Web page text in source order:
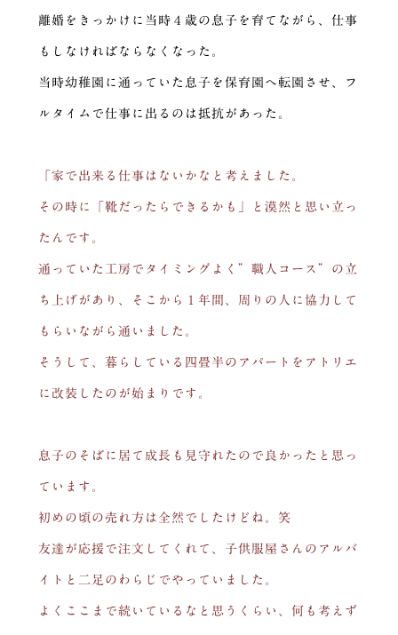
離婚をきっかけに当時４歳の息子を育てながら、仕事
もしなければならなくなった。
当時幼稚園に通っていた息子を保育園へ転園させ、フ
ルタイムで仕事に出るのは抵抗があった。
「家で出来る仕事はないかなと考えました。
その時に「靴だったらできるかも」と漠然と思い立っ
たんです。
通っていた工房でタイミングよく”職人コース”の立
ち上げがあり、そこから１年間、周りの人に協力して
もらいながら通いました。
そうして、暮らしている四畳半のアパートをアトリエ
に改装したのが始まりです。
息子のそばに居て成長も見守れたので良かったと思っ
ています。
初めの頃の売れ方は全然でしたけどね。笑
友達が応援で注文してくれて、子供服屋さんのアルバ
イトと二足のわらじでやっていました。
よくここまで続いているなと思うくらい、何も考えず